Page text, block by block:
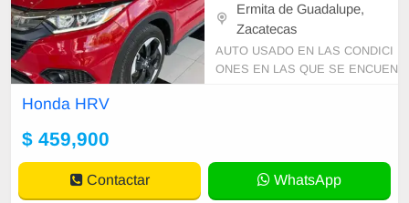
Ermita de Guadalupe,
Zacatecas
AUTO USADO EN LAS CONDICI
ONES EN LAS QUE SE ENCUEN
Honda HRV
$ 459,900
Contactar WhatsApp